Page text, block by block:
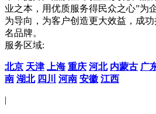
业之本，用优质服务得民众之心”为
为导向，为客户创造更大效益，成
名品牌。
服务区域:
北京 天津 上海 重庆 河北 内蒙古 广
南 湖北 四川 河南 安徽 江西
|